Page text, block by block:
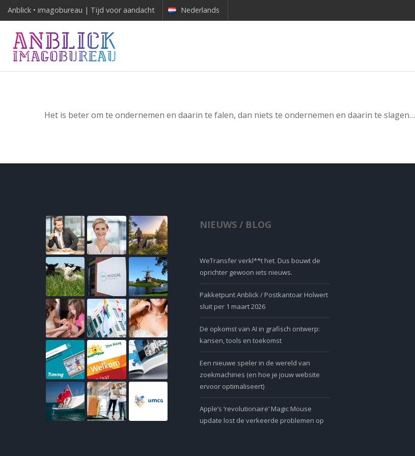
Anblick • imagobureau | Tijd voor aandacht Nederlands
Het is beter om te ondernemen en daarin te falen, dan niets te ondernemen en daarin te slagen…
NIEUWS / BLOG
WeTransfer verkl**t het. Dus bouwt de
oprichter gewoon iets nieuws.
Pakketpunt Anblick / Postkantoar Holwert
sluit per 1 maart 2026
De opkomst van AI in grafisch ontwerp:
kansen, tools en toekomst
Een nieuwe speler in de wereld van
zoekmachines (en hoe je jouw website
ervoor optimaliseert)
Apple’s ‘revolutionaire’ Magic Mouse
update lost de verkeerde problemen op